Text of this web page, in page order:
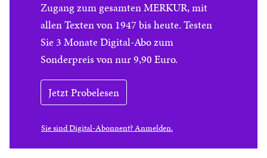
Zugang zum gesamten MERKUR, mit
allen Texten von 1947 bis heute. Testen
Sie 3 Monate Digital-Abo zum
Sonderpreis von nur 9,90 Euro.
Jetzt Probelesen
Sie sind Digital-Abonnent? Anmelden.